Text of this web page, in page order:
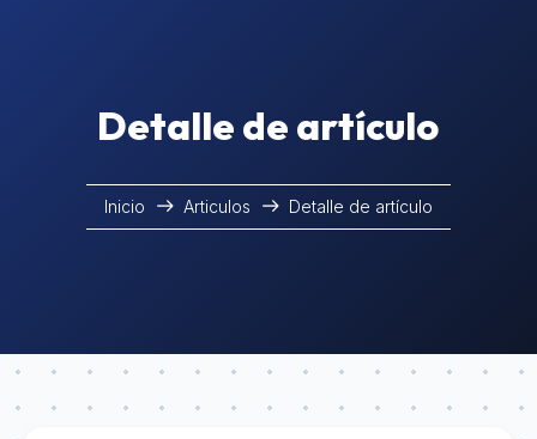
Detalle de artículo
Inicio Articulos Detalle de artículo